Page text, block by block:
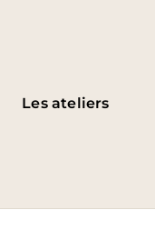
Les ateliers